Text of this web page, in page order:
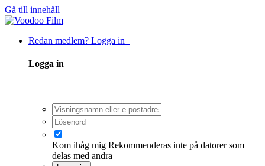
Gå till innehåll
Redan medlem? Logga in
Logga in
Kom ihåg mig Rekommenderas inte på datorer som
delas med andra